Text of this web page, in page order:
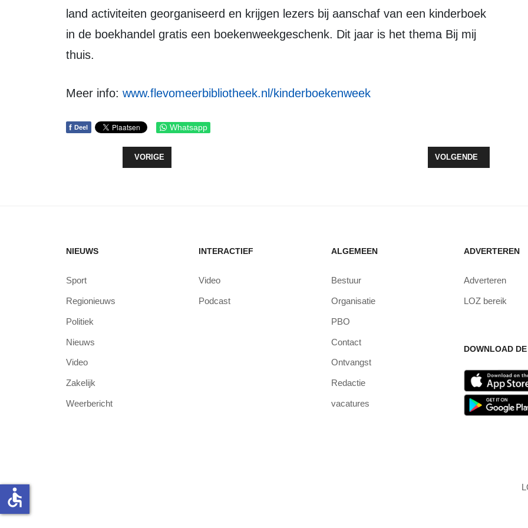
land activiteiten georganiseerd en krijgen lezers bij aanschaf van een kinderboek
in de boekhandel gratis een boekenweekgeschenk. Dit jaar is het thema Bij mij
thuis.
Meer info: www.flevomeerbibliotheek.nl/kinderboekenweek
f Deel Whatsapp
VORIG ARTIKEL: SJORS VAN DER PANNE KOMT NAAR ZEEWOLDE
VORIGE VOLGENDE ARTIKEL:
VOLGENDE
NIEUWS
Sport
Regionieuws
Politiek
Nieuws
Video
Zakelijk
Weerbericht
INTERACTIEF
Video
Podcast
ALGEMEEN
Bestuur
Organisatie
PBO
Contact
Ontvangst
Redactie
vacatures
ADVERTEREN
Adverteren
LOZ bereik
DOWNLOAD
accessible